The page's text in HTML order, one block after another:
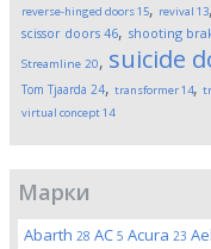
reverse-hinged doors15, revival 13,
scissor doors 46, shooting
Streamline 20, suicide
Tom Tjaarda 24, transformer14,
virtual concept14
Марки
Abarth 28 AC 5 Acura 23